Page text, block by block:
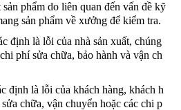
phẩm do liên quan đến vấn đề kỹ
sản phẩm về xưởng để kiểm tra.
định là lỗi của nhà sản xuất, chúng
phí sửa chữa, bảo hành và vận ch
định là lỗi của khách hàng, khách h
chữa, vận chuyển hoặc các chi p